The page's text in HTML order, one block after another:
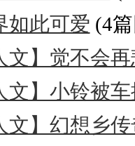
如此可爱 (4
文】觉不会
文】小铃被
文】幻想乡